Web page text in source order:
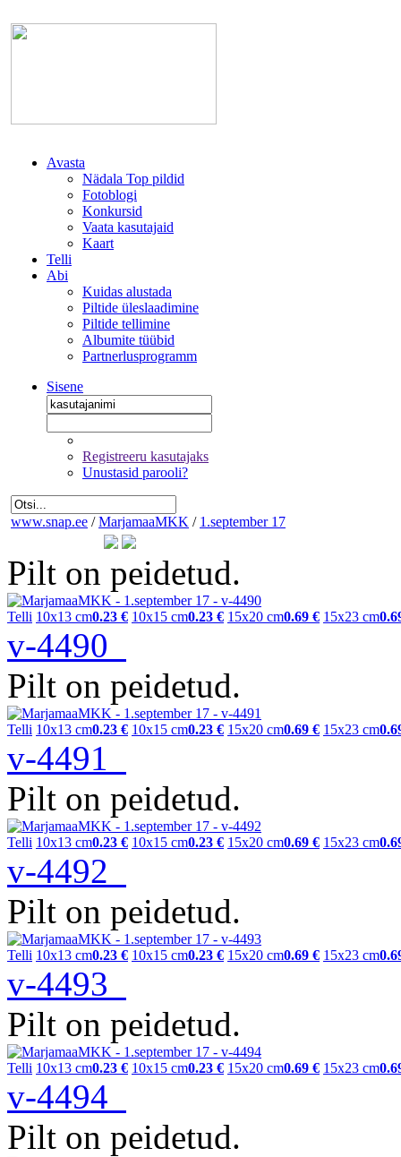
Avasta
Nädala Top pildid
Fotoblogi
Konkursid
Vaata kasutajaid
Kaart
Telli
Abi
Kuidas alustada
Piltide üleslaadimine
Piltide tellimine
Albumite tüübid
Partnerlusprogramm
Sisene
Registreeru kasutajaks
Unustasid parooli?
www.snap.ee / MarjamaaMKK / 1.september 17
Pilt on peidetud.
Telli 10x13 cm0.23 € 10x15 cm0.23 € 15x20 cm0.69 € 15x23 cm
v-4490
Pilt on peidetud.
Telli 10x13 cm0.23 € 10x15 cm0.23 € 15x20 cm0.69 € 15x23 cm
v-4491
Pilt on peidetud.
Telli 10x13 cm0.23 € 10x15 cm0.23 € 15x20 cm0.69 € 15x23 cm
v-4492
Pilt on peidetud.
Telli 10x13 cm0.23 € 10x15 cm0.23 € 15x20 cm0.69 € 15x23 cm
v-4493
Pilt on peidetud.
Telli 10x13 cm0.23 € 10x15 cm0.23 € 15x20 cm0.69 € 15x23 cm
v-4494
Pilt on peidetud.